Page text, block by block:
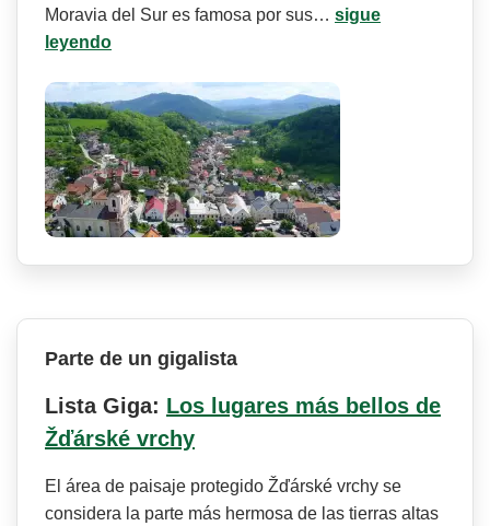
Moravia del Sur es famosa por sus… sigue
leyendo
Parte de un gigalista
Lista Giga: Los lugares más bellos de
Žďárské vrchy
El área de paisaje protegido Žďárské vrchy se
considera la parte más hermosa de las tierras altas